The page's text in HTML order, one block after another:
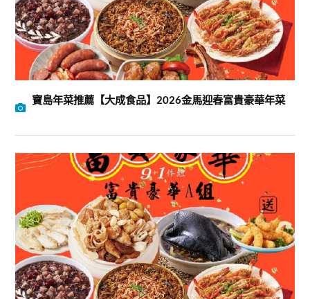
寶島年菜推薦【大成食品】2026金馬迎春富貴豪華年菜